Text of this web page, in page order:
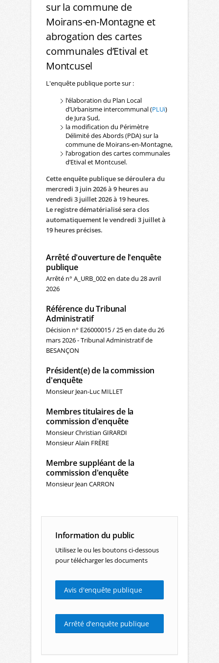
sur la commune de
Moirans-en-Montagne et
abrogation des cartes
communales d’Etival et
Montcusel
L'enquête publique porte sur :
l’élaboration du Plan Local
d’Urbanisme intercommunal (PLUi)
de Jura Sud,
la modification du Périmètre
Délimité des Abords (PDA) sur la
commune de Moirans-en-Montagne,
l’abrogation des cartes communales
d’Etival et Montcusel.
Cette enquête publique se déroulera du
mercredi 3 juin 2026 à 9 heures au
vendredi 3 juillet 2026 à 19 heures.
Le registre dématérialisé sera clos
automatiquement le vendredi 3 juillet à
19 heures précises.
Arrêté d'ouverture de l'enquête
publique
Arrêté n° A_URB_002 en date du 28 avril
2026
Référence du Tribunal
Administratif
Décision n° E26000015 / 25 en date du 26
mars 2026 - Tribunal Administratif de
BESANÇON
Président(e) de la commission
d'enquête
Monsieur Jean-Luc MILLET
Membres titulaires de la
commission d'enquête
Monsieur Christian GIRARDI
Monsieur Alain FRÈRE
Membre suppléant de la
commission d'enquête
Monsieur Jean CARRON
Information du public
Utilisez le ou les boutons ci-dessous
pour télécharger les documents
Avis d'enquête publique
Arrêté d'enquête publique